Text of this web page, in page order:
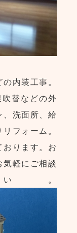
内装工事。
替などの外
洗面所、給
フォーム。
ります。お
軽にご相談
。